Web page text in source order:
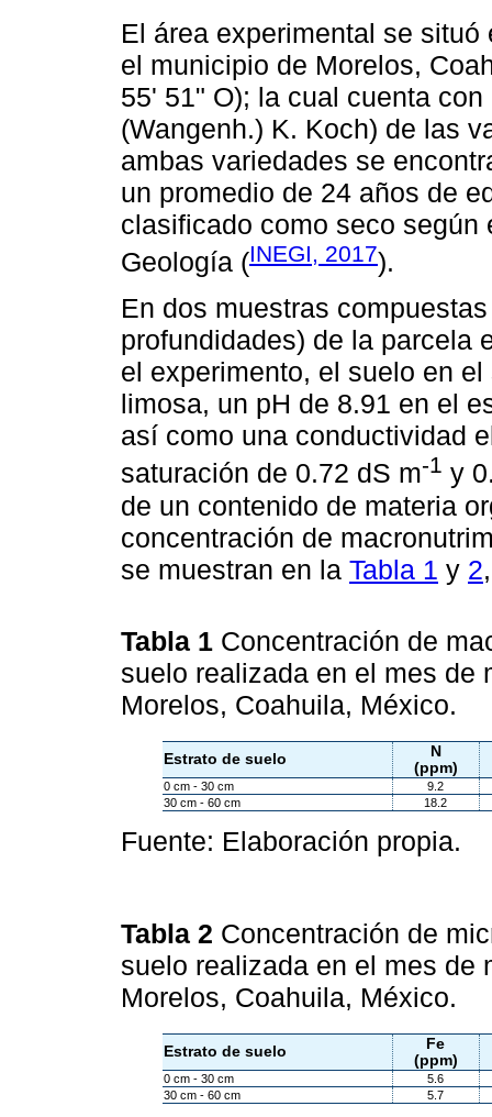
El área experimental se
el municipio de Morelos,
55' 51" O); la cual cuenta
(Wangenh.) K. Koch) de las
ambas variedades se
un promedio de 24 años de
clasificado como seco
Geología (INEGI, 2017).
En dos muestras
profundidades) de la parcela
el experimento, el suelo en
limosa, un pH de 8.91 en el
así como una conductividad
saturación de 0.72 dS m-1 y
de un contenido de materia
concentración de
se muestran en la Tabla 1 y 2
Tabla 1 Concentración de
suelo realizada en el mes de
Morelos, Coahuila, México.
Estrato de suelo
N
(ppm)
0 cm - 30 cm
9.2
30 cm - 60 cm
18.2
Fuente: Elaboración propia.
Tabla 2 Concentración de
suelo realizada en el mes de
Morelos, Coahuila, México.
Estrato de suelo
Fe
(ppm)
0 cm - 30 cm
5.6
30 cm - 60 cm
5.7